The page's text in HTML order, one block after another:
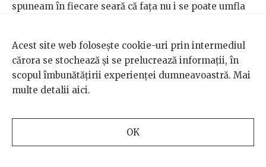
spuneam în fiecare seară că fața nu i se poate umfla
soarelui, am stins luminile și mama a urcat. Părea să
aibă două obiecte prinse de frunte, cât niște mere de
mari, negre ca măslinele.
Acest site web folosește cookie-uri prin intermediul
cărora se stochează și se prelucrează informații, în
scopul îmbunătățirii experienței dumneavoastră. Mai
multe detalii aici.
OK